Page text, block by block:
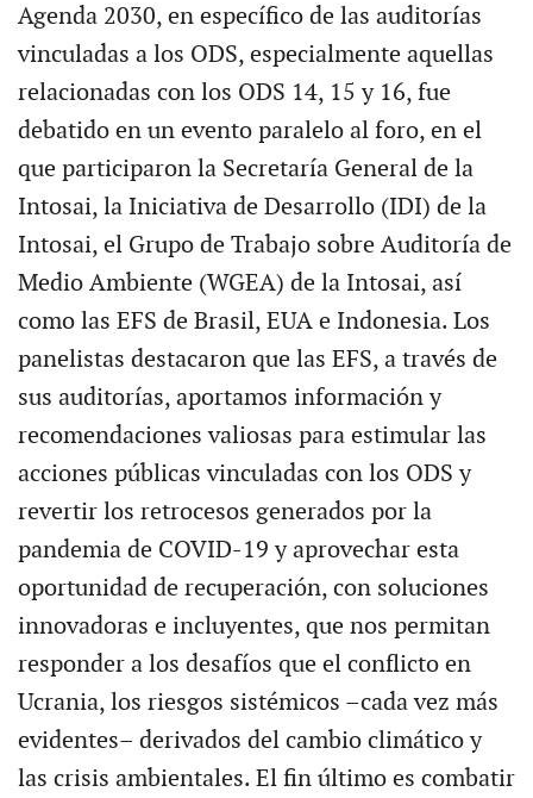
Agenda 2030, en específico de las auditorías
vinculadas a los ODS, especialmente aquellas
relacionadas con los ODS 14, 15 y 16, fue
debatido en un evento paralelo al foro, en el
que participaron la Secretaría General de la
Intosai, la Iniciativa de Desarrollo (IDI) de la
Intosai, el Grupo de Trabajo sobre Auditoría de
Medio Ambiente (WGEA) de la Intosai, así
como las EFS de Brasil, EUA e Indonesia. Los
panelistas destacaron que las EFS, a través de
sus auditorías, aportamos información y
recomendaciones valiosas para estimular las
acciones públicas vinculadas con los ODS y
revertir los retrocesos generados por la
pandemia de COVID-19 y aprovechar esta
oportunidad de recuperación, con soluciones
innovadoras e incluyentes, que nos permitan
responder a los desafíos que el conflicto en
Ucrania, los riesgos sistémicos –cada vez más
evidentes– derivados del cambio climático y
las crisis ambientales. El fin último es combatir